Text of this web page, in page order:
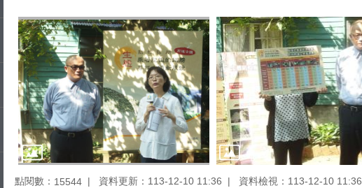
點閱數： 15544 資料更新：113-12-10 11:36 資料檢視：113-12-10 11:36